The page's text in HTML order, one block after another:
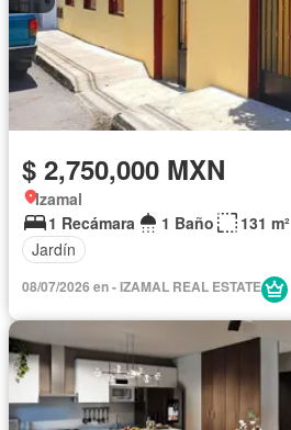
$ 2,750,000 MXN
Izamal
1 Recámara
1 Baño
131 m²
Jardín
08/07/2026 en - IZAMAL REAL ESTATE